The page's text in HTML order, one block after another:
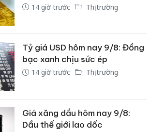
14 giờ trước Thị trường
Tỷ giá USD hôm nay 9/8: Đồng
bạc xanh chịu sức ép
14 giờ trước Thị trường
Giá xăng dầu hôm nay 9/8:
Dầu thế giới lao dốc